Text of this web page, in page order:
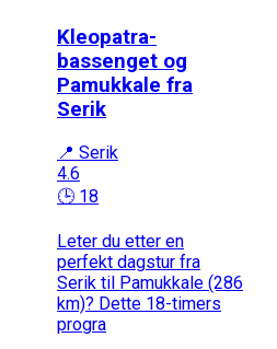
Kleopatra-
bassenget og
Pamukkale fra
Serik
📍 Serik
4.6
🕒 18
Leter du etter en
perfekt dagstur fra
Serik til Pamukkale (286
km)? Dette 18-timers
progra